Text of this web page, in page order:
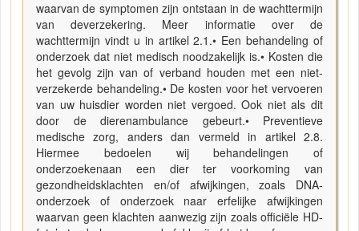
waarvan de symptomen zijn ontstaan in de wachttermijn
van deverzekering. Meer informatie over de
wachttermijn vindt u in artikel 2.1.• Een behandeling of
onderzoek dat niet medisch noodzakelijk is.• Kosten die
het gevolg zijn van of verband houden met een niet-
verzekerde behandeling.• De kosten voor het vervoeren
van uw huisdier worden niet vergoed. Ook niet als dit
door de dierenambulance gebeurt.• Preventieve
medische zorg, anders dan vermeld in artikel 2.8.
Hiermee bedoelen wij behandelingen of
onderzoekenaan een dier ter voorkoming van
gezondheidsklachten en/of afwijkingen, zoals DNA-
onderzoek of onderzoek naar erfelijke afwijkingen
waarvan geen klachten aanwezig zijn zoals officiële HD-